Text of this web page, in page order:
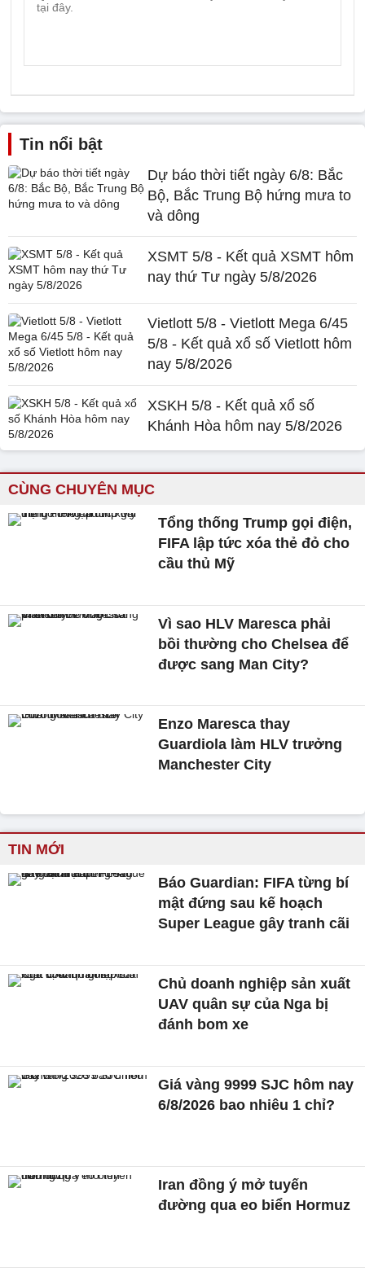
Tin nổi bật
Dự báo thời tiết ngày 6/8: Bắc
Bộ, Bắc Trung Bộ hứng mưa to
và dông
XSMT 5/8 - Kết quả XSMT hôm
nay thứ Tư ngày 5/8/2026
Vietlott 5/8 - Vietlott Mega 6/45
5/8 - Kết quả xổ số Vietlott hôm
nay 5/8/2026
XSKH 5/8 - Kết quả xổ số
Khánh Hòa hôm nay 5/8/2026
CÙNG CHUYÊN MỤC
Tổng thống Trump gọi điện,
FIFA lập tức xóa thẻ đỏ cho
cầu thủ Mỹ
Vì sao HLV Maresca phải
bồi thường cho Chelsea để
được sang Man City?
Enzo Maresca thay
Guardiola làm HLV trưởng
Manchester City
TIN MỚI
Báo Guardian: FIFA từng bí
mật đứng sau kế hoạch
Super League gây tranh cãi
Chủ doanh nghiệp sản xuất
UAV quân sự của Nga bị
đánh bom xe
Giá vàng 9999 SJC hôm nay
6/8/2026 bao nhiêu 1 chỉ?
Iran đồng ý mở tuyến
đường qua eo biển Hormuz